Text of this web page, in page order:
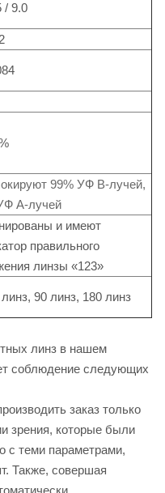
9.0
99% УФ В-лучей,
А-лучей
и имеют
правильного
линзы «123»
90 линз, 180 линз
линз в нашем
соблюдение следующих
заказ только
зрения, которые были
с теми параметрами,
Также, совершая